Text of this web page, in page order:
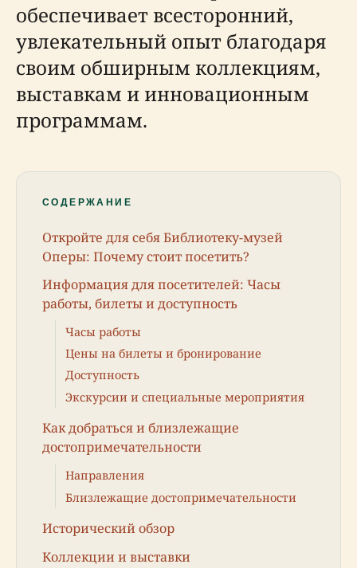
обеспечивает всесторонний,
увлекательный опыт благодаря
своим обширным коллекциям,
выставкам и инновационным
программам.
СОДЕРЖАНИЕ
Откройте для себя Библиотеку-музей
Оперы: Почему стоит посетить?
Информация для посетителей: Часы
работы, билеты и доступность
Часы работы
Цены на билеты и бронирование
Доступность
Экскурсии и специальные мероприятия
Как добраться и близлежащие
достопримечательности
Направления
Близлежащие достопримечательности
Исторический обзор
Коллекции и выставки